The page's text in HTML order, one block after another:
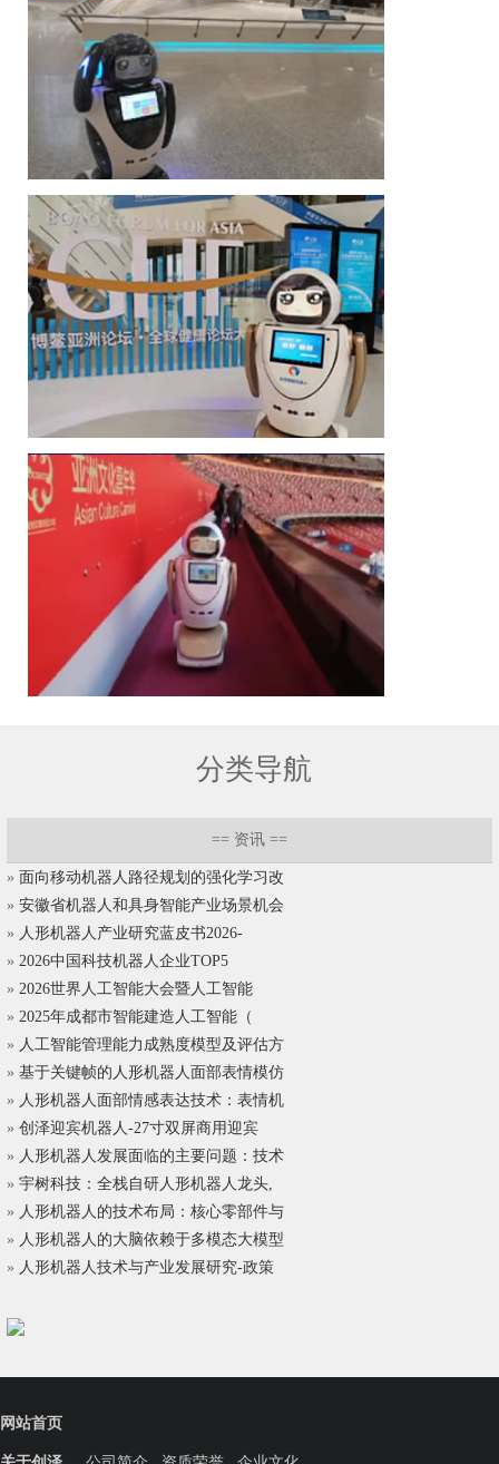
分类导航
== 资讯 ==
» 面向移动机器人路径规划的强化学习改
» 安徽省机器人和具身智能产业场景机会
» 人形机器人产业研究蓝皮书2026-
» 2026中国科技机器人企业TOP5
» 2026世界人工智能大会暨人工智能
» 2025年成都市智能建造人工智能（
» 人工智能管理能力成熟度模型及评估方
» 基于关键帧的人形机器人面部表情模仿
» 人形机器人面部情感表达技术：表情机
» 创泽迎宾机器人-27寸双屏商用迎宾
» 人形机器人发展面临的主要问题：技术
» 宇树科技：全栈自研人形机器人龙头,
» 人形机器人的技术布局：核心零部件与
» 人形机器人的大脑依赖于多模态大模型
» 人形机器人技术与产业发展研究-政策
网站首页